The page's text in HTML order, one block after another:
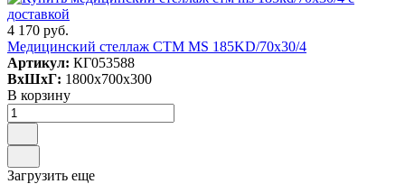
4 170 руб.
Медицинский стеллаж СТМ MS 185KD/70х30/4
Артикул: КГ053588
ВxШxГ: 1800x700x300
В корзину
Загрузить еще